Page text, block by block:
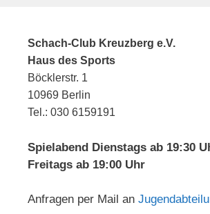
Schach-Club Kreuzberg e.V.
Haus des Sports
Böcklerstr. 1
10969 Berlin
Tel.: 030 6159191
Spielabend Dienstags ab 19:30
Freitags ab 19:00 Uhr
Anfragen per Mail an